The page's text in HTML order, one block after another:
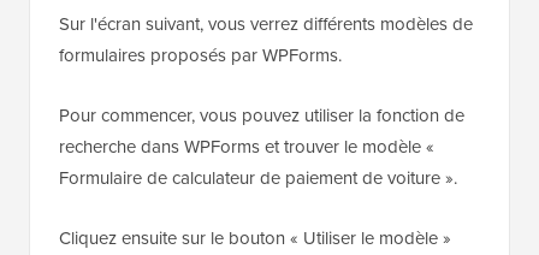
Sur l'écran suivant, vous verrez différents modèles de
formulaires proposés par WPForms.
Pour commencer, vous pouvez utiliser la fonction de
recherche dans WPForms et trouver le modèle «
Formulaire de calculateur de paiement de voiture ».
Cliquez ensuite sur le bouton « Utiliser le modèle »